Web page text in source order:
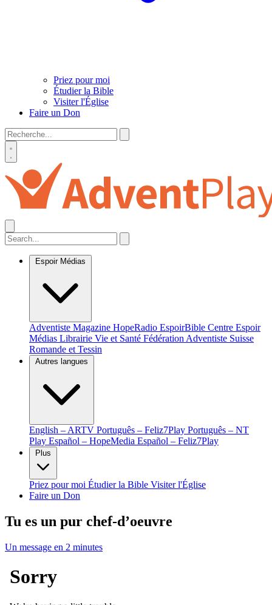
Priez pour moi
Étudier la Bible
Visiter l'Église
Faire un Don
Espoir Médias
Adventiste Magazine HopeRadio EspoirBible Centre Espoir
Médias Librairie Vie et Santé Fédération Adventiste Suisse
Romande et Tessin
Autres langues
English – ARTV Português – Feliz7Play Português – NT
Play Español – HopeMedia Español – Feliz7Play
Plus
Priez pour moi Étudier la Bible Visiter l'Église
Faire un Don
Tu es un pur chef-d’oeuvre
Un message en 2 minutes